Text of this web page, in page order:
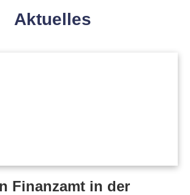
Aktuelles
Finanzamt in der